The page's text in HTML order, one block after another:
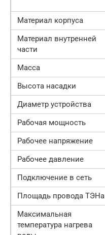
Материал корпуса
Материал внутренней
части
Масса
Высота насадки
Диаметр устройства
Рабочая мощность
Рабочее напряжение
Рабочее давление
Подключение в сеть
Площадь провода ТЭНа
Максимальная
температура нагрева